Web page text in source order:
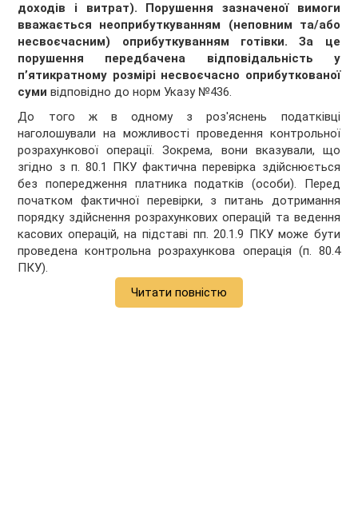
доходів і витрат). Порушення зазначеної вимоги
вважається неоприбуткуванням (неповним та/або
несвоєчасним) оприбуткуванням готівки. За це
порушення передбачена відповідальність у
п’ятикратному розмірі несвоєчасно оприбуткованої
суми відповідно до норм Указу №436.
До того ж в одному з роз'яснень податківці
наголошували на можливості проведення контрольної
розрахункової операції. Зокрема, вони вказували, що
згідно з п. 80.1 ПКУ фактична перевірка здійснюється
без попередження платника податків (особи). Перед
початком фактичної перевірки, з питань дотримання
порядку здійснення розрахункових операцій та ведення
касових операцій, на підставі пп. 20.1.9 ПКУ може бути
проведена контрольна розрахункова операція (п. 80.4
ПКУ).
Читати повністю